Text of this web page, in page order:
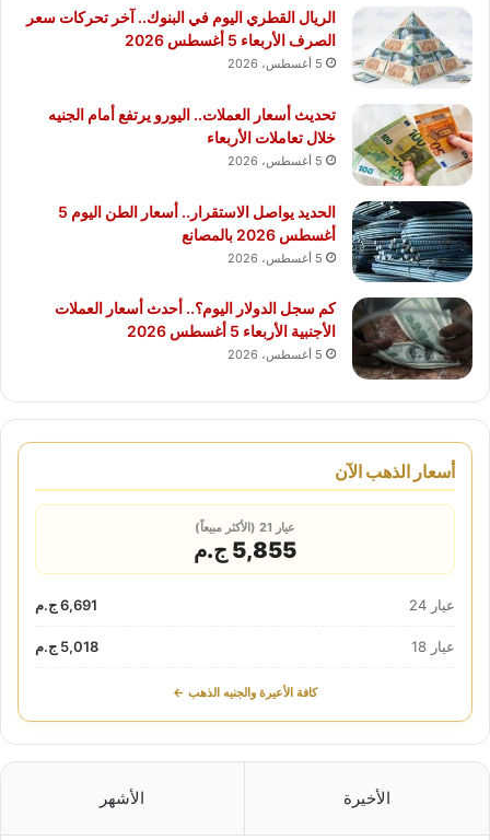
الريال القطري اليوم في البنوك.. آخر تحركات سعر
الصرف الأربعاء 5 أغسطس 2026
5 أغسطس، 2026
تحديث أسعار العملات.. اليورو يرتفع أمام الجنيه
خلال تعاملات الأربعاء
5 أغسطس، 2026
الحديد يواصل الاستقرار.. أسعار الطن اليوم 5
أغسطس 2026 بالمصانع
5 أغسطس، 2026
كم سجل الدولار اليوم؟.. أحدث أسعار العملات
الأجنبية الأربعاء 5 أغسطس 2026
5 أغسطس، 2026
أسعار الذهب الآن
عيار 21 (الأكثر مبيعاً)
5,855 ج.م
عيار 24 6,691 ج.م
عيار 18 5,018 ج.م
كافة الأعيرة والجنيه الذهب ←
الأخيرة الأشهر